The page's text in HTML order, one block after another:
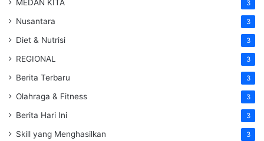
MEDAN KITA 3
Nusantara 3
Diet & Nutrisi 3
REGIONAL 3
Berita Terbaru 3
Olahraga & Fitness 3
Berita Hari Ini 3
Skill yang Menghasilkan 3